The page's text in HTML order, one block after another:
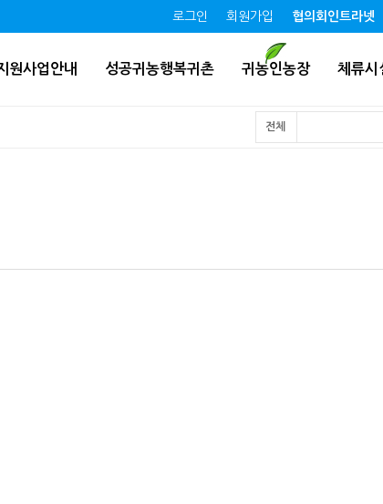
로그인 회원가입 협의회인트라넷
원사업안내 성공귀농행복귀촌 귀농인농장 체류시
호도 조사 투표...
전체